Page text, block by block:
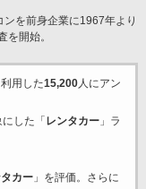
を前身企業に1967年より
を開始。
用した15,200人にアン
した「 レンタカー」ラ
カー」を評価。さらに